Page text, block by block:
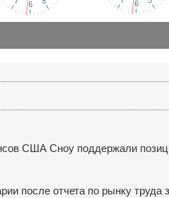
США Сноу поддержали
отчета по рынку труда